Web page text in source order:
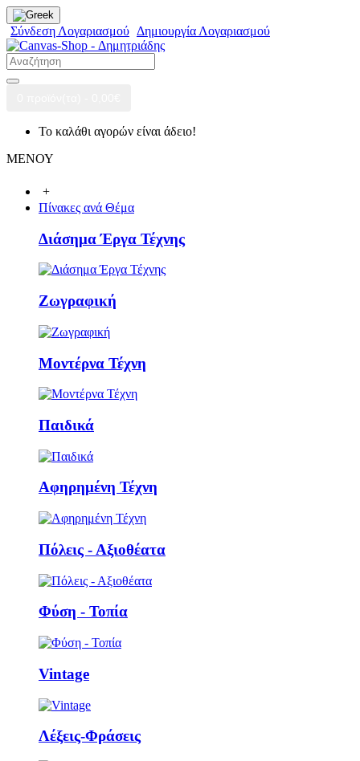
Σύνδεση Λογαριασμού Δημιουργία Λογαριασμού
Το καλάθι αγορών είναι άδειο!
ΜΕΝΟΥ
+
Πίνακες ανά Θέμα
Διάσημα Έργα Τέχνης
Ζωγραφική
Μοντέρνα Τέχνη
Παιδικά
Αφηρημένη Τέχνη
Πόλεις - Αξιοθέατα
Φύση - Τοπία
Vintage
Λέξεις-Φράσεις